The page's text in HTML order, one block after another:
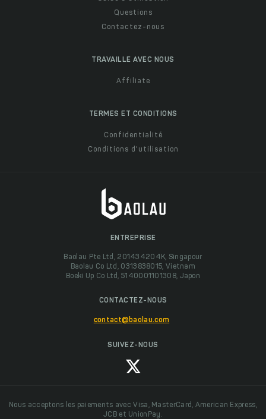
Questions
Contactez-nous
TRAVAILLE AVEC NOUS
Affiliate
TERMES ET CONDITIONS
Confidentialité
Conditions d'utilisation
ENTREPRISE
Baolau Pte Ltd, 201434204K, Singapour
Baolau Co Ltd, 0313838015, Vietnam
Boeki Up Co Ltd, 5140001101308, Japon
CONTACTEZ-NOUS
contact@baolau.com
SUIVEZ-NOUS
Nous acceptons les paiements avec Visa, MasterCard, American Express,
JCB et UnionPay.